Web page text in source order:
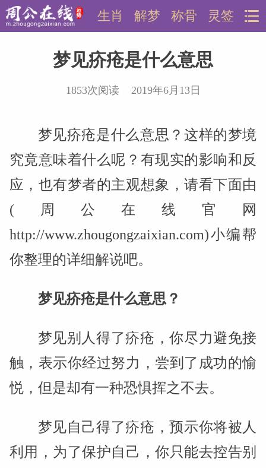
灵签
称骨
解梦
生肖
梦见疥疮是什么意思
1853次阅读 2019年6月13日
梦见疥疮是什么意思？这样的梦境
究竟意味着什么呢？有现实的影响和反
应，也有梦者的主观想象，请看下面由
(周公在线官网
http://www.zhougongzaixian.com)小编帮
你整理的详细解说吧。
梦见疥疮是什么意思？
梦见别人得了疥疮，你尽力避免接
触，表示你经过努力，尝到了成功的愉
悦，但是却有一种恐惧挥之不去。
梦见自己得了疥疮，预示你将被人
利用，为了保护自己，你只能去控告别